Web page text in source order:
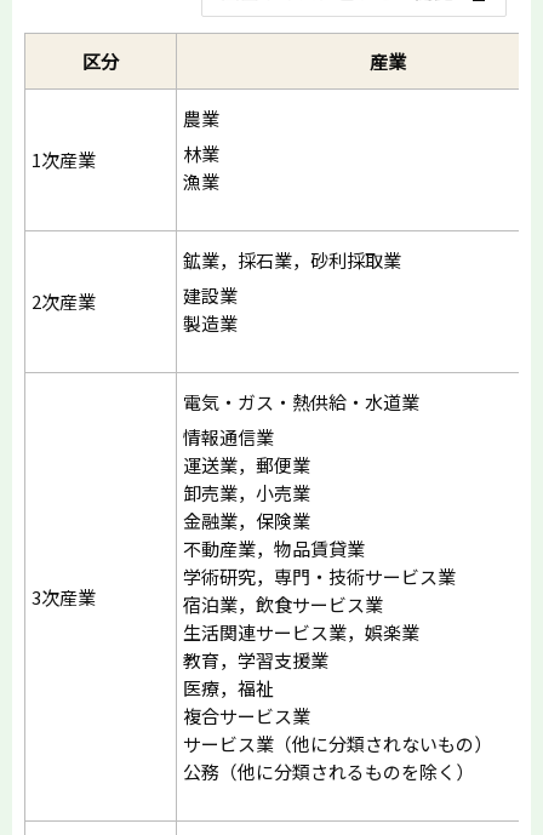
区分 産業
1次産業
農業
林業
漁業
2次産業
鉱業，採石業，砂利採取業
建設業
製造業
3次産業
電気・ガス・熱供給・水道業
情報通信業
運送業，郵便業
卸売業，小売業
金融業，保険業
不動産業，物品賃貸業
学術研究，専門・技術サービス業
宿泊業，飲食サービス業
生活関連サービス業，娯楽業
教育，学習支援業
医療，福祉
複合サービス業
サービス業（他に分類されないもの）
公務（他に分類されるものを除く）